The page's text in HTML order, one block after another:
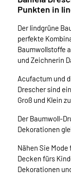
Punkten in
Der lindgrüne
perfekte
Baumwollstoffe
und Zeichnerin
Acufactum und
Drescher sind
Groß und Klein
Der Baumwoll-
Dekorationen
Nähen Sie
Decken fürs
Dekorationen